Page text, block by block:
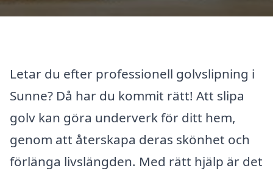
Letar du efter professionell golvslipning i
Sunne? Då har du kommit rätt! Att slipa
golv kan göra underverk för ditt hem,
genom att återskapa deras skönhet och
förlänga livslängden. Med rätt hjälp är det